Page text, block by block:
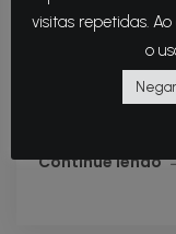
A indústria
nova era,
inteligência
Continue lendo
visitas repetidas.
o